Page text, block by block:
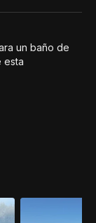
un baño de
esta